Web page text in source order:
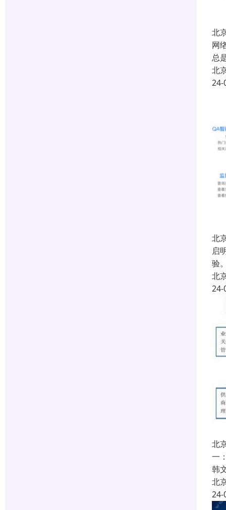
北
网
总
北
24-
北
启
验
北
24-
北
一
韩
北
24-